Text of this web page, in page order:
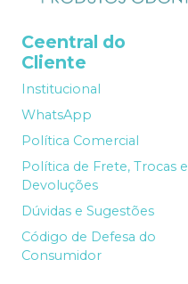
Ceentral do
Cliente
Institucional
WhatsApp
Política Comercial
Política de Frete, Trocas e
Devoluções
Dúvidas e Sugestões
Código de Defesa do
Consumidor